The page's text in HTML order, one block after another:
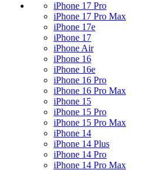
iPhone 17 Pro
iPhone 17 Pro Max
iPhone 17e
iPhone 17
iPhone Air
iPhone 16
iPhone 16e
iPhone 16 Pro
iPhone 16 Pro Max
iPhone 15
iPhone 15 Pro
iPhone 15 Pro Max
iPhone 14
iPhone 14 Plus
iPhone 14 Pro
iPhone 14 Pro Max